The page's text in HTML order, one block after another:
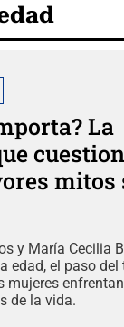
La
mitos
y María Cecilia
edad, el paso del
mujeres
de la vida.